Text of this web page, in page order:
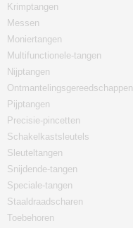
Krimptangen
Messen
Moniertangen
Multifunctionele-tangen
Nijptangen
Ontmantelingsgereedschappen
Pijptangen
Precisie-pincetten
Schakelkastsleutels
Sleuteltangen
Snijdende-tangen
Speciale-tangen
Staaldraadscharen
Toebehoren